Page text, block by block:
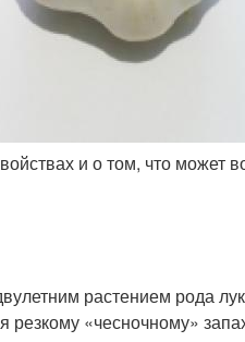
и о том, что может
растением рода
«чесночному»